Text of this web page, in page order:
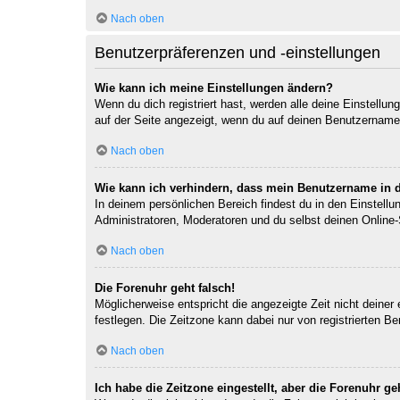
Nach oben
Benutzerpräferenzen und -einstellungen
Wie kann ich meine Einstellungen ändern?
Wenn du dich registriert hast, werden alle deine
auf der Seite angezeigt, wenn du auf deinen
Nach oben
Wie kann ich verhindern, dass mein Benutzername in
In deinem persönlichen Bereich findest du in den
Administratoren, Moderatoren und du selbst deinen
Nach oben
Die Forenuhr geht falsch!
Möglicherweise entspricht die angezeigte Zeit nicht
festlegen. Die Zeitzone kann dabei nur von registrierten
Nach oben
Ich habe die Zeitzone eingestellt, aber die Forenuhr